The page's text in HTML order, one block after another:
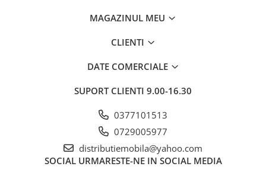
MAGAZINUL MEU
CLIENTI
DATE COMERCIALE
SUPORT CLIENTI 9.00-16.30
0377101513
0729005977
distributiemobila@yahoo.com
SOCIAL URMARESTE-NE IN SOCIAL MEDIA